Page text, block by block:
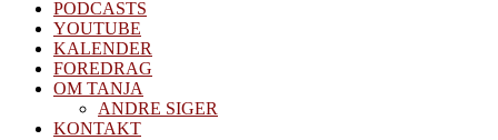
PODCASTS
YOUTUBE
KALENDER
FOREDRAG
OM TANJA
ANDRE SIGER
KONTAKT